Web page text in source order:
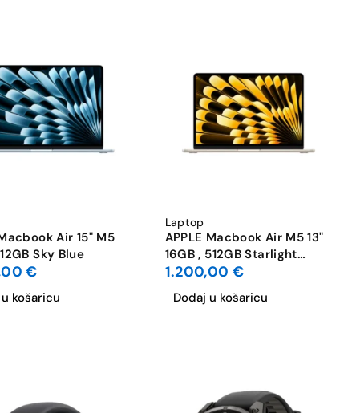
Air 15" M5
Sky Blue
€
košaricu
Laptop
APPLE Macbook Air M5 13"
16GB , 512GB Starlight
MDVQ4ZE/A
1.200,00 €
Dodaj u košaricu